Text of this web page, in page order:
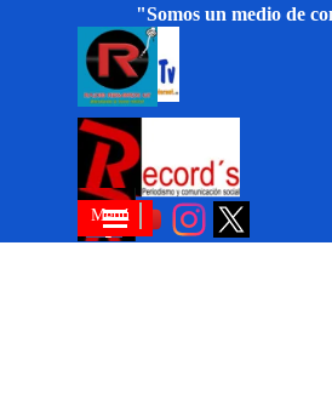
Vaya al Contenido"Somos un medio de
Saltar menú
Menú